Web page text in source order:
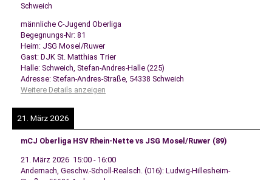
Schweich
männliche C-Jugend Oberliga
Begegnungs-Nr: 81
Heim: JSG Mosel/Ruwer
Gast: DJK St. Matthias Trier
Halle: Schweich, Stefan-Andres-Halle (225)
Adresse: Stefan-Andres-Straße, 54338 Schweich
Weitere Details anzeigen
21. März 2026
mCJ Oberliga HSV Rhein-Nette vs JSG Mosel/Ruwer (89)
21. März 2026 15:00 - 16:00
Andernach, Geschw.-Scholl-Realsch. (016): Ludwig-Hillesheim-